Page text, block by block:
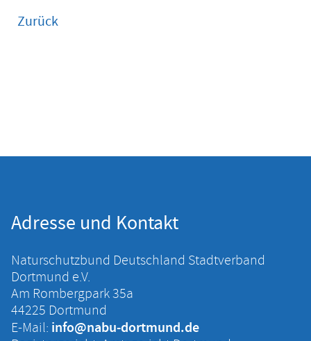
Zurück
Adresse und Kontakt
Naturschutzbund Deutschland Stadtverband
Dortmund e.V.
Am Rombergpark 35a
44225 Dortmund
E-Mail: info@nabu-dortmund.de